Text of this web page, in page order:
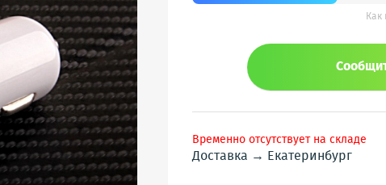
Как
Временно отсутствует на складе
Доставка → Екатеринбург